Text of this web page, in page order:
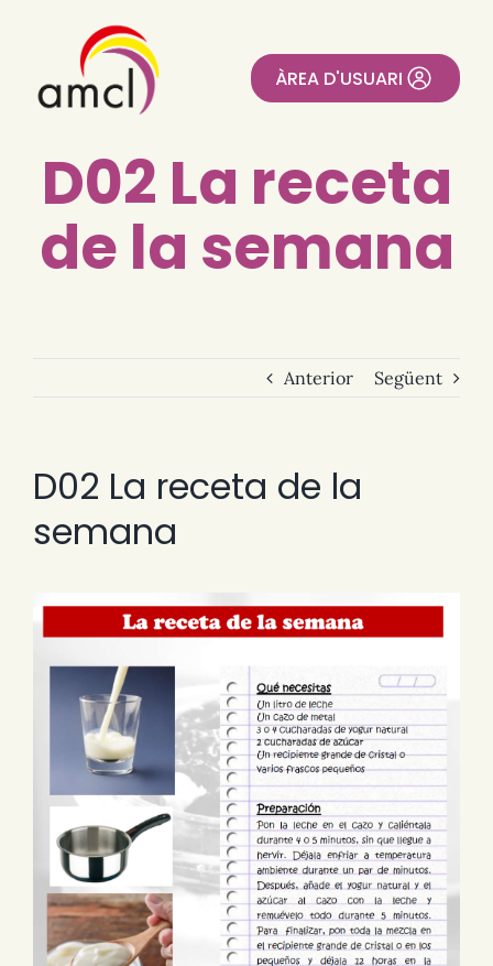
ÀREA D'USUARI
D02 La receta
de la semana
Anterior Següent
D02 La receta de la
semana